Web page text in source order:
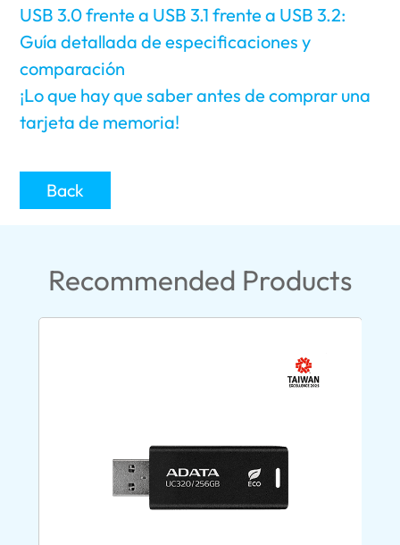
USB 3.0 frente a USB 3.1 frente a USB 3.2:
Guía detallada de especificaciones y
comparación
¡Lo que hay que saber antes de comprar una
tarjeta de memoria!
Back
Recommended Products